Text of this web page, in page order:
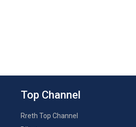
Top Channel
Rreth Top Channel